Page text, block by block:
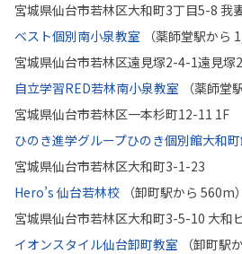
宮城県仙台市若林区大和町3丁目5-8 我
ベスト個別南小泉教室
（薬師堂駅から
宮城県仙台市若林区遠見塚2-4-1遠見塚
自立学習RED若林南小泉教室
（薬師堂
宮城県仙台市若林区一本杉町12-11 1F
ひのき進学グループひのき個別館大和
宮城県仙台市若林区大和町3-1-23
Hero’s 仙台若林校
（卸町駅から 560m）
宮城県仙台市若林区大和町3-5-10 大和
イオンスタイル仙台卸町教室
（卸町駅